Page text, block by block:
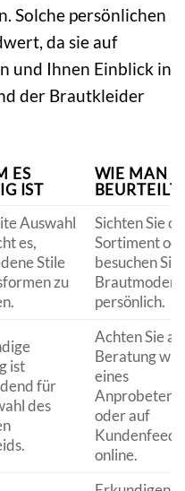
Solche persönlichen
da sie auf
und Ihnen Einblick in
der Brautkleider
ES
IST
WIE MAN
BEURTEILT
Auswahl
es,
Stile
zu
Sichten Sie
Sortiment
besuchen Sie
persönlich.
ist
für
des
Achten Sie
Beratung
eines
oder auf
online.